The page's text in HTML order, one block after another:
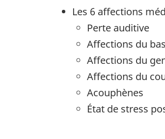
Les 6 affections
Perte auditive
Affections du
Affections du
Affections du
Acouphènes
État de stress